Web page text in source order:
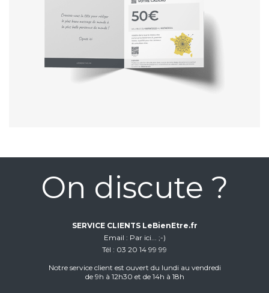
On discute ?
SERVICE CLIENTS LeBienEtre.fr
Email
Par ici... ;-)
Tél
03 20 14 99 99
Notre service client est ouvert du lundi au vendredi
de 9h à 12h30 et de 14h à 18h